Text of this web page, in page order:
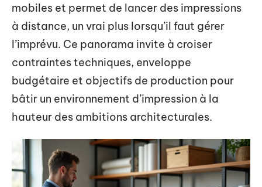
mobiles et permet de lancer des impressions
à distance, un vrai plus lorsqu’il faut gérer
l’imprévu. Ce panorama invite à croiser
contraintes techniques, enveloppe
budgétaire et objectifs de production pour
bâtir un environnement d’impression à la
hauteur des ambitions architecturales.